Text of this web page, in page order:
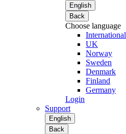
English
Back
Choose language
International
UK
Norway
Sweden
Denmark
Finland
Germany
Login
Support
English
Back